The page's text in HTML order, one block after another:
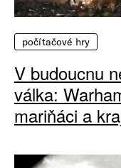
počítačové hry
V budoucnu
válka:
mariňáci a